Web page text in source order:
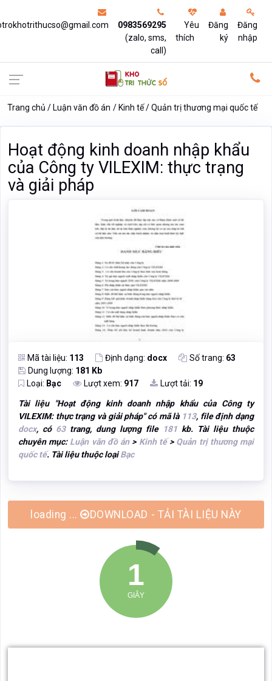
0983569295
(zalo, sms,
call)
Yêu
thích
Đăng
ký
Đăng
nhập
Trang chủ Luận văn đồ án Kinh tế Quản trị thương mại quốc tế
Hoạt động kinh doanh nhập khẩu
của Công ty VILEXIM: thực trạng
và giải pháp
Mã tài liệu: 113 Định dạng: docx Số trang: 63
Dung lượng: 181 Kb
Loại: Bạc Lượt xem: 917 Lượt tải: 19
Tài liệu "Hoạt động kinh doanh nhập khẩu của Công ty
VILEXIM: thực trạng và giải pháp" có mã là 113, file định dạng
docx, có 63trang, dung lượng file 181 kb. Tài liệu thuộc
chuyên mục: Luận văn đồ án> Kinh tế> Quản trị thương mại
quốc tế. Tài liệu thuộc loạiBạc
DOWNLOAD - TẢI TÀI LIỆU NÀY